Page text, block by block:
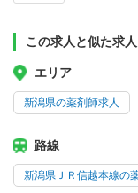
この求人と似た求
エリア
新潟県の薬剤師求人
路線
新潟県ＪＲ信越本線の